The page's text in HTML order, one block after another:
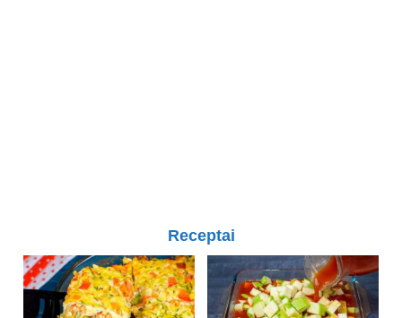
Receptai